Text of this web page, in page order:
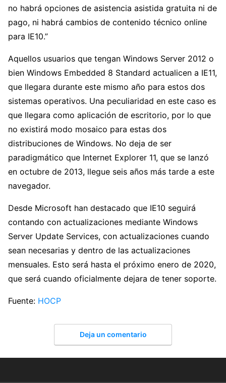
no habrá opciones de asistencia asistida gratuita ni de
pago, ni habrá cambios de contenido técnico online
para IE10.”
Aquellos usuarios que tengan Windows Server 2012 o
bien Windows Embedded 8 Standard actualicen a IE11,
que llegara durante este mismo año para estos dos
sistemas operativos. Una peculiaridad en este caso es
que llegara como aplicación de escritorio, por lo que
no existirá modo mosaico para estas dos
distribuciones de Windows. No deja de ser
paradigmático que Internet Explorer 11, que se lanzó
en octubre de 2013, llegue seis años más tarde a este
navegador.
Desde Microsoft han destacado que IE10 seguirá
contando con actualizaciones mediante Windows
Server Update Services, con actualizaciones cuando
sean necesarias y dentro de las actualizaciones
mensuales. Esto será hasta el próximo enero de 2020,
que será cuando oficialmente dejara de tener soporte.
Fuente: HOCP
Deja un comentario